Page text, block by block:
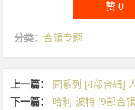
赞0
分类： 合辑专题
上一篇：
囧系列 [4部合辑]
下一篇：
哈利·波特 [9部合